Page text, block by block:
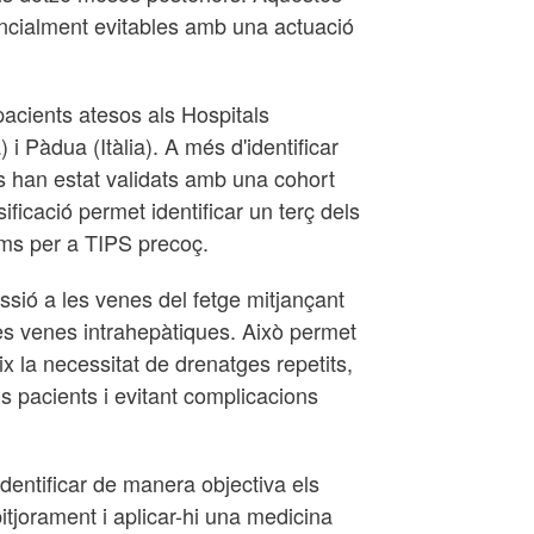
evitables amb una actuació
atesos als Hospitals
i Pàdua (Itàlia). A més d'identificar
estat validats amb una cohort
permet identificar un terç dels
per a TIPS precoç.
a les venes del fetge mitjançant
venes intrahepàtiques. Això permet
la necessitat de drenatges repetits,
pacients i evitant complicacions
de manera objectiva els
i aplicar-hi una medicina